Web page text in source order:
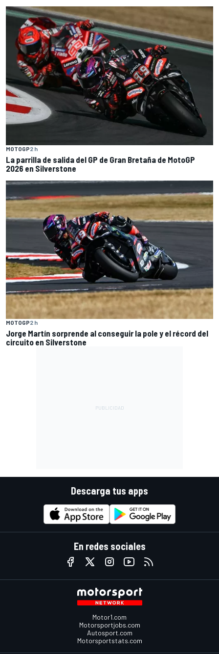
MOTOGP2 h
La parrilla de salida del GP de Gran Bretaña de MotoGP
2026 en Silverstone
MOTOGP2 h
Jorge Martín sorprende al conseguir la pole y el récord del
circuito en Silverstone
Descarga tus apps
En redes sociales
Motor1.com
Motorsportjobs.com
Autosport.com
Motorsportstats.com